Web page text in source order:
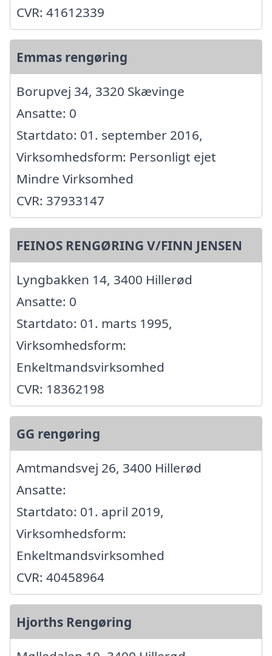
CVR: 41612339
Emmas rengøring
Borupvej 34, 3320 Skævinge
Ansatte: 0
Startdato: 01. september 2016,
Virksomhedsform: Personligt ejet
Mindre Virksomhed
CVR: 37933147
FEINOS RENGØRING V/FINN JENSEN
Lyngbakken 14, 3400 Hillerød
Ansatte: 0
Startdato: 01. marts 1995,
Virksomhedsform:
Enkeltmandsvirksomhed
CVR: 18362198
GG rengøring
Amtmandsvej 26, 3400 Hillerød
Ansatte:
Startdato: 01. april 2019,
Virksomhedsform:
Enkeltmandsvirksomhed
CVR: 40458964
Hjorths Rengøring